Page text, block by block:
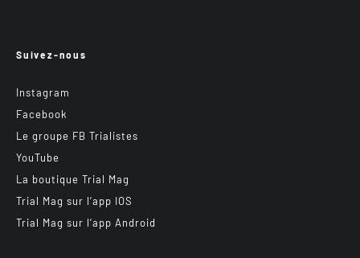
Suivez-nous
Instagram
Facebook
Le groupe FB Trialistes
YouTube
La boutique Trial Mag
Trial Mag sur l’app IOS
Trial Mag sur l’app Android